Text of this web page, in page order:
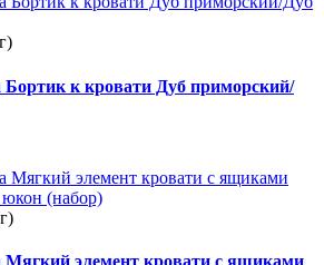
к кровати Дуб приморский/
элемент кровати с ящиками